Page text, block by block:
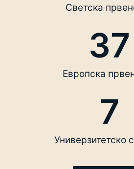
Светска
Европска
37
Универзитетско
7